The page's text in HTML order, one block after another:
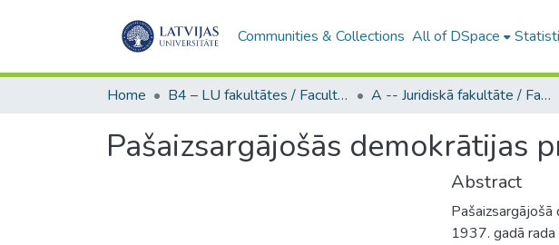
Communities & Collections All of DSpace
Home B4 – LU fakultātes / Faculties of the UL A -- Juridiskā fakultāte / Faculty of Law
Pašaizsargājošās demokrātijas
Abstract
1937. gadā